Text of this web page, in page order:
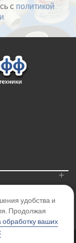
с политикой
+
удобства и
Продолжая
обработку ваших